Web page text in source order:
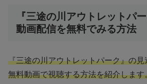
『三途の川アウトレットパ
動画配信を無料でみる方法
『三途の川アウトレットパーク』の
無料動画で視聴する方法を紹介します